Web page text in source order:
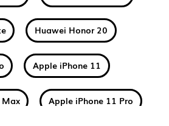
Huawei Honor 20
Apple iPhone 11
Max Apple iPhone 11 Pro